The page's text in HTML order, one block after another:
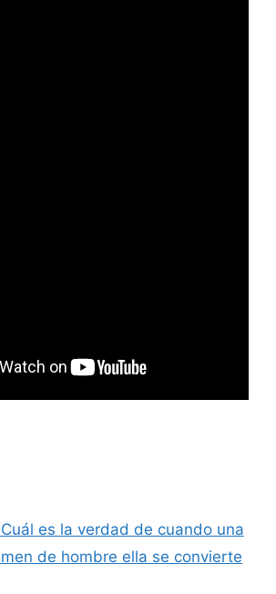
Cuál es la verdad de cuando una
de hombre ella se convierte